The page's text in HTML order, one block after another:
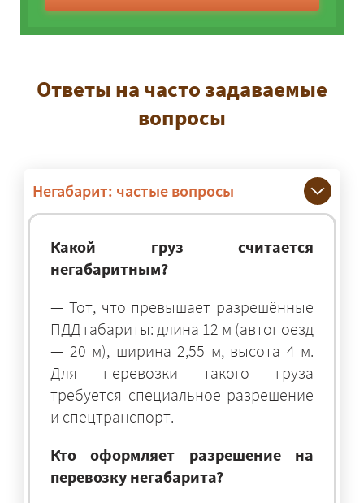
Ответы на часто задаваемые
вопросы
Негабарит: частые вопросы
Какой груз считается
негабаритным?
— Тот, что превышает разрешённые
ПДД габариты: длина 12 м (автопоезд
— 20 м), ширина 2,55 м, высота 4 м.
Для перевозки такого груза
требуется специальное разрешение
и спецтранспорт.
Кто оформляет разрешение на
перевозку негабарита?